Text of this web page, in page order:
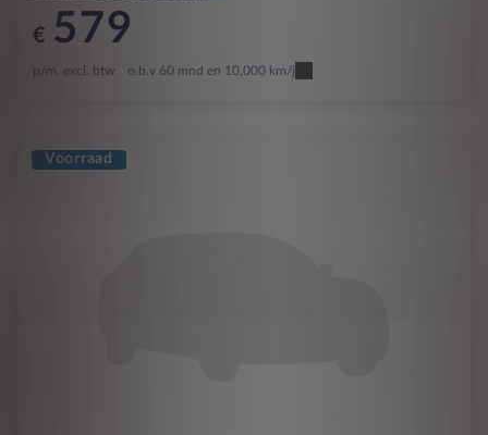
€ 579
p/m. excl. btw o.b.v 60 mnd en 10,000 km/j
Voorraad